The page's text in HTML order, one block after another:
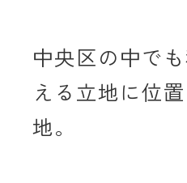
中央区の中で
える立地に位
地。